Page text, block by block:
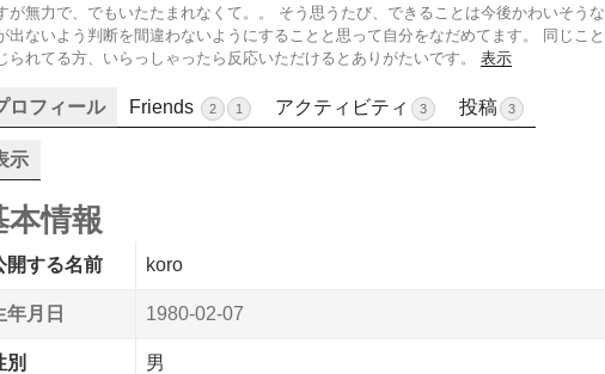
が無力で、でもいたたまれなくて。。 そう思うたび、できることは今後かわいそうな
出ないよう判断を間違わないようにすることと思って自分をなだめてます。 同じこと
られてる方、いらっしゃったら反応いただけるとありがたいです。 表示
ロフィール Friends 2 1 アクティビティ 3 投稿 3
示
本情報
開する名前 koro
年月日 1980-02-07
別 男